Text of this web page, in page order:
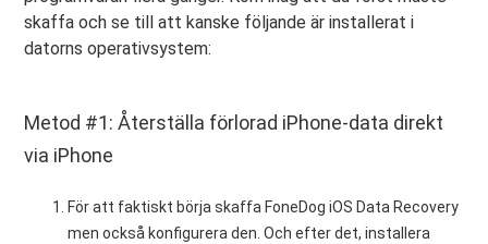
skaffa och se till att kanske följande är installerat i
datorns operativsystem:
Metod #1: Återställa förlorad iPhone-data direkt
via iPhone
För att faktiskt börja skaffa FoneDog iOS Data Recovery
men också konfigurera den. Och efter det, installera